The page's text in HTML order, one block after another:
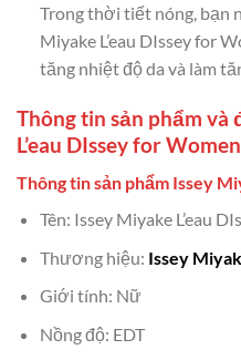
Trong thời tiết nóng, bạn
Miyake L’eau DIssey for
tăng nhiệt độ da và làm
Thông tin sản phẩm và
L’eau DIssey for Women
Thông tin sản phẩm Issey
Tên: Issey Miyake L’eau
Thương hiệu: Issey
Giới tính: Nữ
Nồng độ: EDT